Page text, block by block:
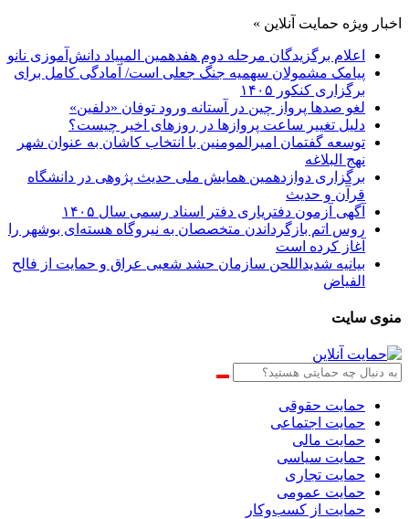
اخبار ویژه حمایت آنلاین »
اعلام برگزیدگان مرحله دوم هفدهمین المپیاد دانش‌آموزی نانو
پیامک مشمولان سهمیه جنگ جعلی است/ آمادگی کامل برای
برگزاری کنکور ۱۴۰۵
لغو صدها پرواز چین در آستانه ورود توفان «دلفین»
دلیل تغییر ساعت پروازها در روزهای اخیر چیست؟
توسعه گفتمان امیرالمومنین با انتخاب کاشان به عنوان شهر
نهج البلاغه
برگزاری دوازدهمین همایش ملی حدیث پژوهی در دانشگاه
قرآن و حدیث
آگهی آزمون دفتریاری دفتر اسناد رسمی سال ۱۴۰۵
روس اتم بازگرداندن متخصصان به نیروگاه هسته‌ای بوشهر را
آغاز کرده است
بیانیه شدیداللحن سازمان حشد شعبی عراق و حمایت از فالح
الفیاض
منوی سایت
حمایت حقوقی
حمایت اجتماعی
حمایت مالی
حمایت سیاسی
حمایت تجاری
حمایت عمومی
حمایت از کسب‌وکار